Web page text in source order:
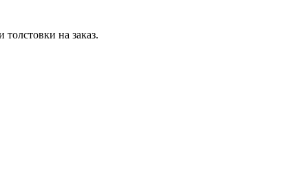
на заказ.